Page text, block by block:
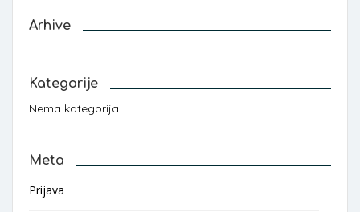
Arhive
Kategorije
Nema kategorija
Meta
Prijava